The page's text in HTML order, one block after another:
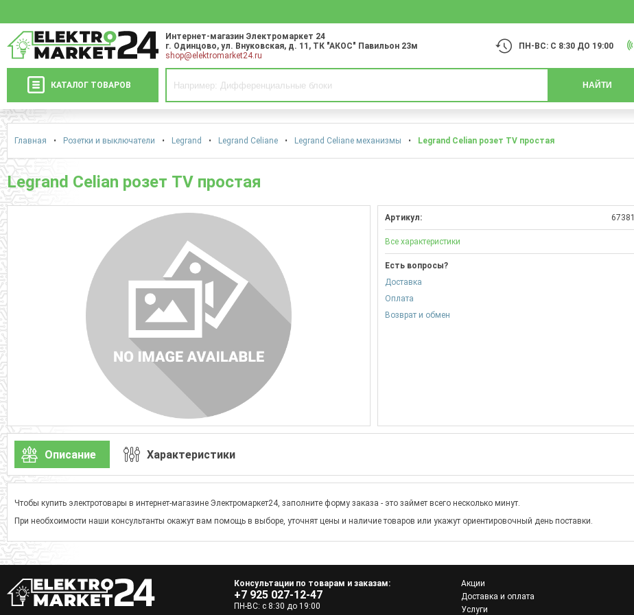
Интернет-магазин Электромаркет 24
г. Одинцово, ул. Внуковская, д. 11 , ТК "АКОС" Павильон 23м
shop@elektromarket24.ru
ПН-ВС: С 8:30 ДО 19:00
КАТАЛОГ ТОВАРОВ НАЙТИ
Главная • Розетки и выключатели • Legrand • Legrand Celiane • Legrand Celiane механизмы • Legrand Celian розет TV простая
Legrand Celian розет TV простая
Артикул: 67381
Все характеристики
Есть вопросы?
Доставка
Оплата
Возврат и обмен
Описание Характеристики
Чтобы купить электротовары в интернет-магазине Электромаркет24, заполните форму заказа - это займет всего несколько минут.
При необхоимости наши консультанты окажут вам помощь в выборе, уточнят цены и наличие товаров или укажут ориентировочный день поставки.
Консультации по товарам и заказам:
+7 925 027-12-47
ПН-ВС: с 8:30 до 19:00
Акции
Доставка и оплата
Услуги